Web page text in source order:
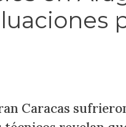
Caracas